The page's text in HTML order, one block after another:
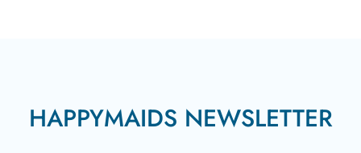
HAPPYMAIDS NEWSLETTER